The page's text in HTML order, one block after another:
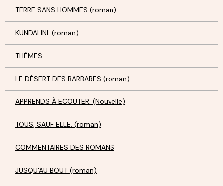
TERRE SANS HOMMES (roman)
KUNDALINI. (roman)
THÈMES
LE DÉSERT DES BARBARES (roman)
APPRENDS À ECOUTER. (Nouvelle)
TOUS, SAUF ELLE. (roman)
COMMENTAIRES DES ROMANS
JUSQU'AU BOUT (roman)